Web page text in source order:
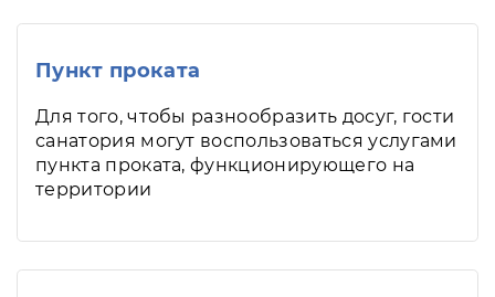
Пункт проката
Для того, чтобы разнообразить досуг, гости
санатория могут воспользоваться услугами
пункта проката, функционирующего на
территории